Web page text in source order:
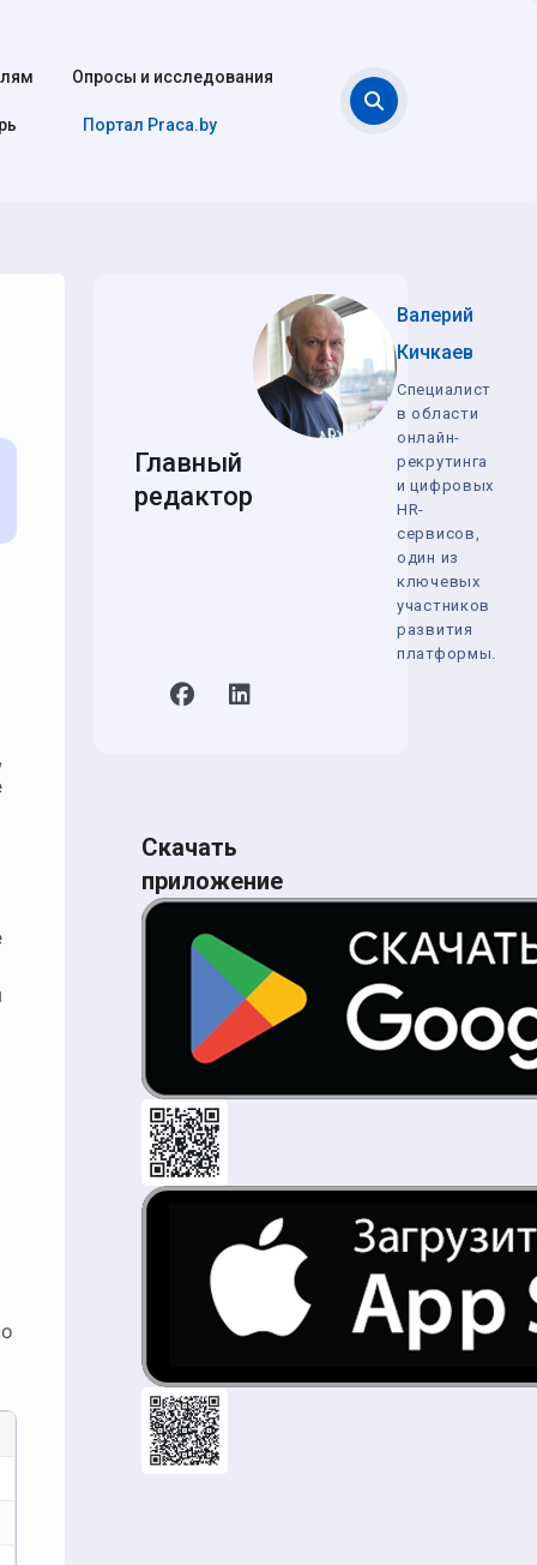
Опросы и исследования
Портал Praca.by
Главный
редактор
Валерий
Кичкаев
Специалист
в области
онлайн-
рекрутинга
и цифровых
HR-
сервисов,
один из
ключевых
участников
развития
платформы.
Скачать
приложение